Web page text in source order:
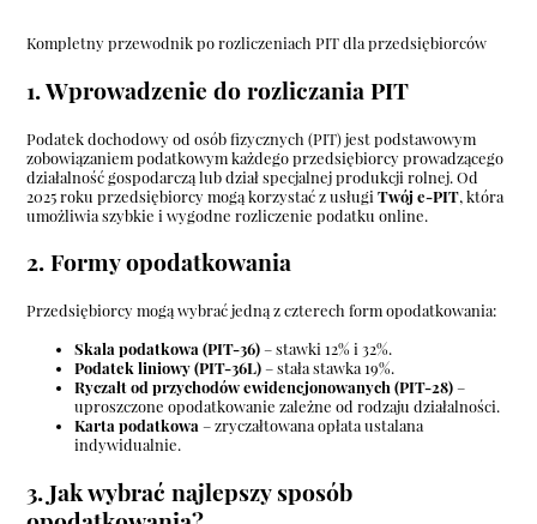
Kompletny przewodnik po rozliczeniach PIT dla przedsiębiorców
1. Wprowadzenie do rozliczania PIT
Podatek dochodowy od osób fizycznych (PIT) jest podstawowym
zobowiązaniem podatkowym każdego przedsiębiorcy prowadzącego
działalność gospodarczą lub dział specjalnej produkcji rolnej. Od
2025 roku przedsiębiorcy mogą korzystać z usługiTwój e-PIT, która
umożliwia szybkie i wygodne rozliczenie podatku online.
2. Formy opodatkowania
Przedsiębiorcy mogą wybrać jedną z czterech form opodatkowania:
Skala podatkowa (PIT-36)– stawki 12% i 32%.
Podatek liniowy (PIT-36L)– stała stawka 19%.
Ryczałt od przychodów ewidencjonowanych (PIT-28)–
uproszczone opodatkowanie zależne od rodzaju działalności.
Karta podatkowa– zryczałtowana opłata ustalana
indywidualnie.
3. Jak wybrać najlepszy sposób